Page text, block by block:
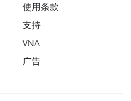
使用条款
支持
VNA
广告